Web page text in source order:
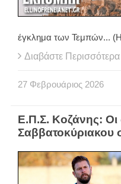
έγκλημα των Τεμπών...
Διαβάστε Περισσότερα
27 Φεβρουάριος 2026
Ε.Π.Σ. Κοζάνης: Οι
Σαββατοκύριακου